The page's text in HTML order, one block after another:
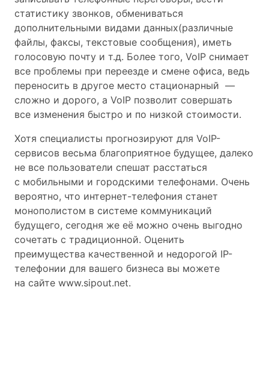
статистику звонков, обмениваться
дополнительными видами данных(различные
файлы, факсы, текстовые сообщения), иметь
голосовую почту и т.д. Более того, VoIP снимает
все проблемы при переезде и смене офиса, ведь
переносить в другое место стационарный —
сложно и дорого, а VoIP позволит совершать
все изменения быстро и по низкой стоимости.
Хотя специалисты прогнозируют для VoIP-
сервисов весьма благоприятное будущее, далеко
не все пользователи спешат расстаться
с мобильными и городскими телефонами. Очень
вероятно, что интернет-телефония станет
монополистом в системе коммуникаций
будущего, сегодня же её можно очень выгодно
сочетать с традиционной. Оценить
преимущества качественной и недорогой IP-
телефонии для вашего бизнеса вы можете
на сайте www.sipout.net.